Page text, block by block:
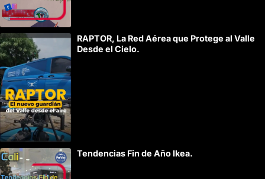
t
i
v
e
:
RAPTOR, La Red Aérea que Protege al Valle
Desde el Cielo.
Tendencias Fin de Año Ikea.